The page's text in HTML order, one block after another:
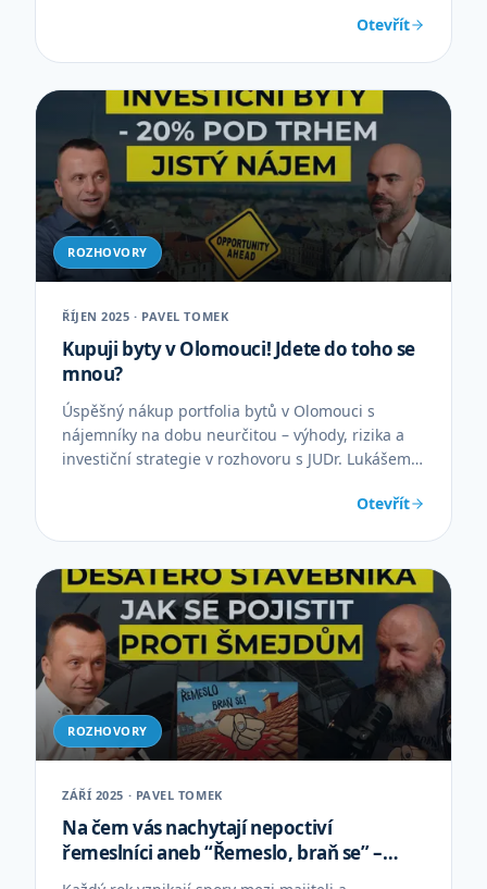
Otevřít
ROZHOVORY
ŘÍJEN 2025 · PAVEL TOMEK
Kupuji byty v Olomouci! Jdete do toho se
mnou?
Úspěšný nákup portfolia bytů v Olomouci s
nájemníky na dobu neurčitou – výhody, rizika a
investiční strategie v rozhovoru s JUDr. Lukášem
Otevřít
ROZHOVORY
ZÁŘÍ 2025 · PAVEL TOMEK
Na čem vás nachytají nepoctiví
řemeslníci aneb “Řemeslo, braň se” –
Roman Kučera, Eva Kopecká